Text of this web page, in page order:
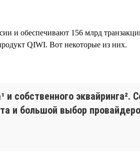
обеспечивают 156 млрд
QIWI. Вот некоторые из них.
собственного эквайринга².
и большой выбор